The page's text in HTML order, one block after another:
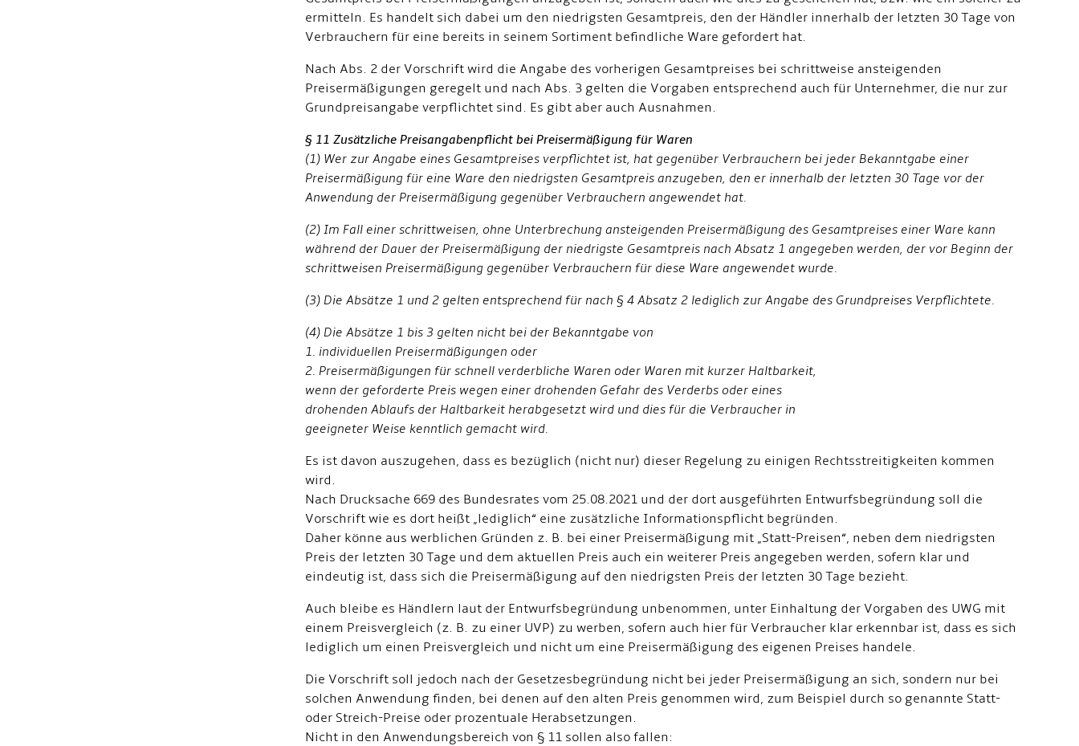
ermitteln. Es handelt sich dabei um den niedrigsten Gesamtpreis, den der Händler innerhalb der letzten 30 Tage von
Verbrauchern für eine bereits in seinem Sortiment befindliche Ware gefordert hat.
Nach Abs. 2 der Vorschrift wird die Angabe des vorherigen Gesamtpreises bei schrittweise ansteigenden
Preisermäßigungen geregelt und nach Abs. 3 gelten die Vorgaben entsprechend auch für Unternehmer, die nur zur
Grundpreisangabe verpflichtet sind. Es gibt aber auch Ausnahmen.
§ 11 Zusätzliche Preisangabenpflicht bei Preisermäßigung für Waren
(1) Wer zur Angabe eines Gesamtpreises verpflichtet ist, hat gegenüber Verbrauchern bei jeder Bekanntgabe einer
Preisermäßigung für eine Ware den niedrigsten Gesamtpreis anzugeben, den er innerhalb der letzten 30 Tage vor der
Anwendung der Preisermäßigung gegenüber Verbrauchern angewendet hat.
(2) Im Fall einer schrittweisen, ohne Unterbrechung ansteigenden Preisermäßigung des Gesamtpreises einer Ware kann
während der Dauer der Preisermäßigung der niedrigste Gesamtpreis nach Absatz 1 angegeben werden, der vor Beginn der
schrittweisen Preisermäßigung gegenüber Verbrauchern für diese Ware angewendet wurde.
(3) Die Absätze 1 und 2 gelten entsprechend für nach § 4 Absatz 2 lediglich zur Angabe des Grundpreises Verpflichtete.
(4) Die Absätze 1 bis 3 gelten nicht bei der Bekanntgabe von
1. individuellen Preisermäßigungen oder
2. Preisermäßigungen für schnell verderbliche Waren oder Waren mit kurzer Haltbarkeit,
wenn der geforderte Preis wegen einer drohenden Gefahr des Verderbs oder eines
drohenden Ablaufs der Haltbarkeit herabgesetzt wird und dies für die Verbraucher in
geeigneter Weise kenntlich gemacht wird.
Es ist davon auszugehen, dass es bezüglich (nicht nur) dieser Regelung zu einigen Rechtsstreitigkeiten kommen
wird.
Nach Drucksache 669 des Bundesrates vom 25.08.2021 und der dort ausgeführten Entwurfsbegründung soll die
Vorschrift wie es dort heißt „lediglich“ eine zusätzliche Informationspflicht begründen.
Daher könne aus werblichen Gründen z. B. bei einer Preisermäßigung mit „Statt-Preisen“, neben dem niedrigsten
Preis der letzten 30 Tage und dem aktuellen Preis auch ein weiterer Preis angegeben werden, sofern klar und
eindeutig ist, dass sich die Preisermäßigung auf den niedrigsten Preis der letzten 30 Tage bezieht.
Auch bleibe es Händlern laut der Entwurfsbegründung unbenommen, unter Einhaltung der Vorgaben des UWG mit
einem Preisvergleich (z. B. zu einer UVP) zu werben, sofern auch hier für Verbraucher klar erkennbar ist, dass es sich
lediglich um einen Preisvergleich und nicht um eine Preisermäßigung des eigenen Preises handele.
Die Vorschrift soll jedoch nach der Gesetzesbegründung nicht bei jeder Preisermäßigung an sich, sondern nur bei
solchen Anwendung finden, bei denen auf den alten Preis genommen wird, zum Beispiel durch so genannte Statt-
oder Streich-Preise oder prozentuale Herabsetzungen.
Nicht in den Anwendungsbereich von § 11 sollen also fallen: